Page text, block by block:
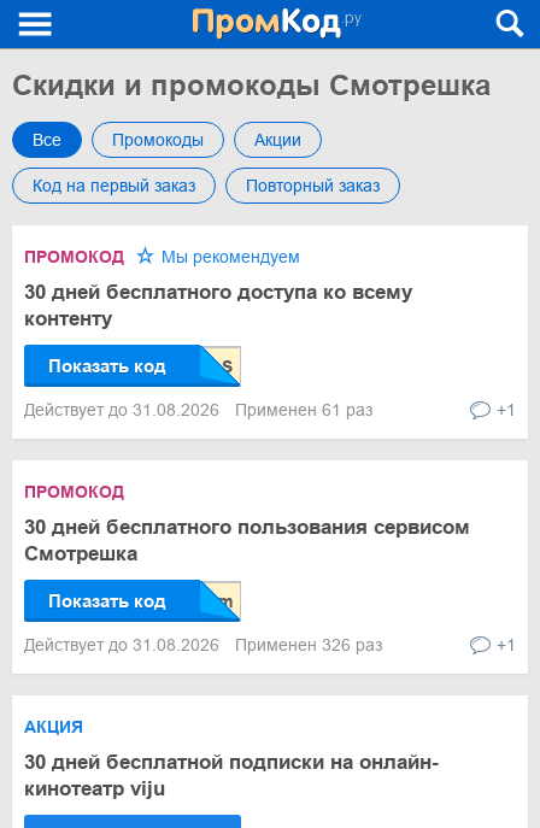
Скидки и промокоды Смотрешка
Все Промокоды Акции
Код на первый заказ Повторный заказ
ПРОМОКОД Мы рекомендуем
30 дней бесплатного доступа ко всему
контенту
Показать код
Действует до 31.08.2026 Применен 61 раз +1
ПРОМОКОД
30 дней бесплатного пользования сервисом
Смотрешка
Показать код
Действует до 31.08.2026 Применен 326 раз +1
АКЦИЯ
30 дней бесплатной подписки на онлайн-
кинотеатр viju